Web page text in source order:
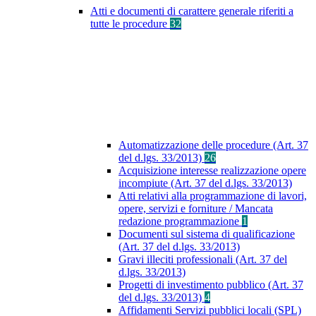
Atti e documenti di carattere generale riferiti a
tutte le procedure 32
Automatizzazione delle procedure (Art. 37
del d.lgs. 33/2013) 26
Acquisizione interesse realizzazione opere
incompiute (Art. 37 del d.lgs. 33/2013)
Atti relativi alla programmazione di lavori,
opere, servizi e forniture / Mancata
redazione programmazione 1
Documenti sul sistema di qualificazione
(Art. 37 del d.lgs. 33/2013)
Gravi illeciti professionali (Art. 37 del
d.lgs. 33/2013)
Progetti di investimento pubblico (Art. 37
del d.lgs. 33/2013) 4
Affidamenti Servizi pubblici locali (SPL)